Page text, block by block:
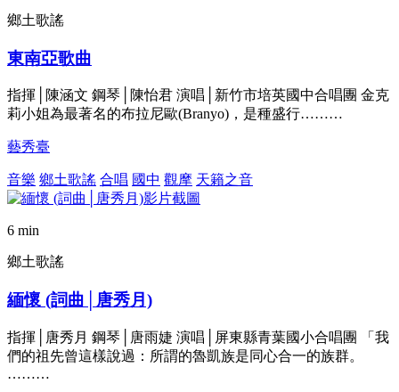
鄉土歌謠
東南亞歌曲
指揮│陳涵文 鋼琴│陳怡君 演唱│新竹市培英國中合唱團 金克
莉小姐為最著名的布拉尼歐(Branyo)，是種盛行………
藝秀臺
音樂 鄉土歌謠 合唱 國中 觀摩 天籟之音
6 min
鄉土歌謠
緬懷 (詞曲│唐秀月)
指揮│唐秀月 鋼琴│唐雨婕 演唱│屏東縣青葉國小合唱團 「我
們的祖先曾這樣說過：所謂的魯凱族是同心合一的族群。
………